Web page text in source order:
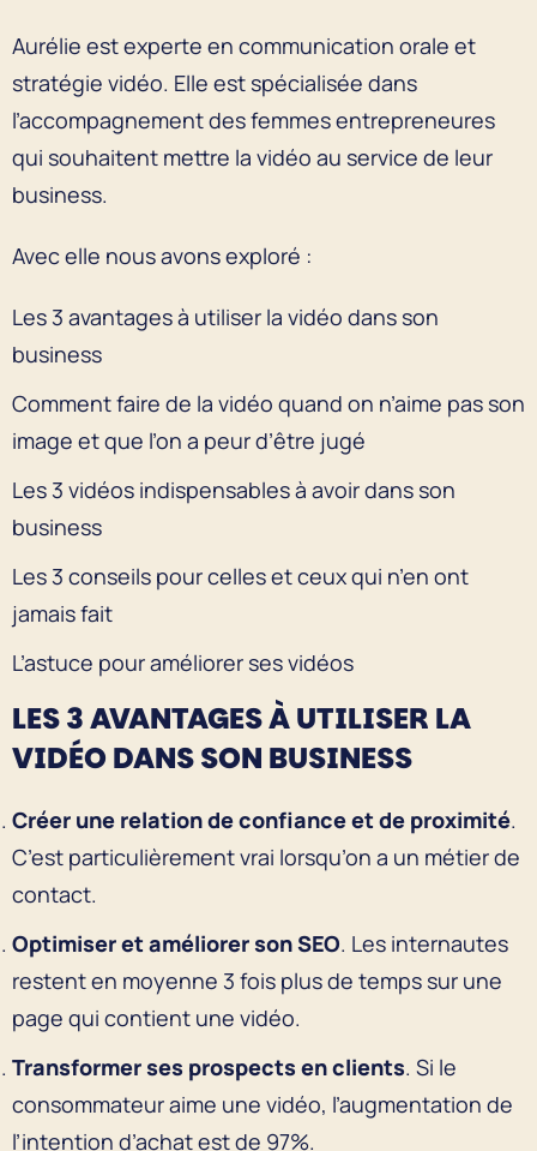
Aurélie est experte en communication orale et
stratégie vidéo. Elle est spécialisée dans
l’accompagnement des femmes entrepreneures
qui souhaitent mettre la vidéo au service de leur
business.
Avec elle nous avons exploré :
Les 3 avantages à utiliser la vidéo dans son
business
Comment faire de la vidéo quand on n’aime pas son
image et que l’on a peur d’être jugé
Les 3 vidéos indispensables à avoir dans son
business
Les 3 conseils pour celles et ceux qui n’en ont
jamais fait
L’astuce pour améliorer ses vidéos
LES 3 AVANTAGES À UTILISER LA
VIDÉO DANS SON BUSINESS
Créer une relation de confiance et de proximité.
C’est particulièrement vrai lorsqu’on a un métier de
contact.
Optimiser et améliorer son SEO. Les internautes
restent en moyenne 3 fois plus de temps sur une
page qui contient une vidéo.
Transformer ses prospects en clients. Si le
consommateur aime une vidéo, l’augmentation de
l’intention d’achat est de 97%.